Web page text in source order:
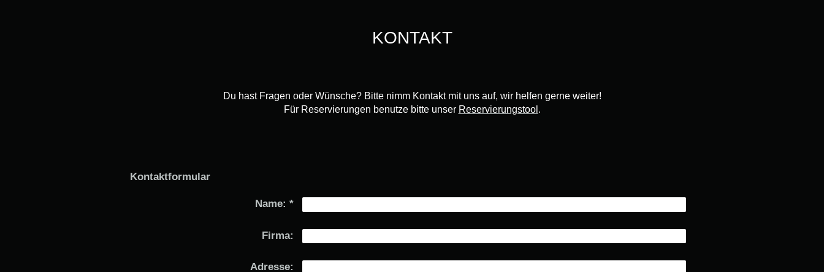
KONTAKT
Du hast Fragen oder Wünsche? Bitte nimm Kontakt mit uns auf, wir helfen gerne weiter!
Für Reservierungen benutze bitte unser Reservierungstool .
Kontaktformular
Name: *
Firma:
Adresse: